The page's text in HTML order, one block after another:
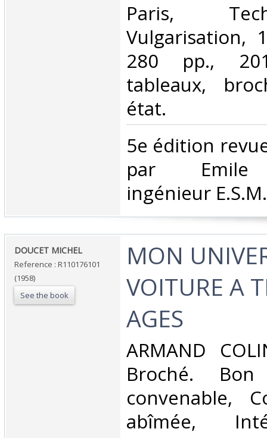
‎Paris,
Vulgarisation,
280 pp.,
tableaux,
état.‎
‎5e édition
par Emile
ingénieur
‎DOUCET MICHEL‎
Reference : R110176101
(1958)
See the book
‎MON
VOITURE A
AGES‎
‎ARMAND
Broché.
convenable,
abîmée,